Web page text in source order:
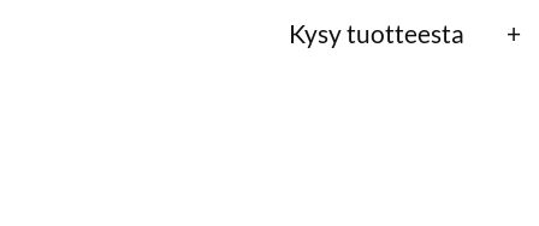
Kysy tuotteesta